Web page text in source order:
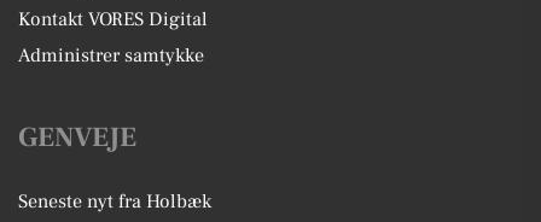
Kontakt VORES Digital
Administrer samtykke
GENVEJE
Seneste nyt fra Holbæk